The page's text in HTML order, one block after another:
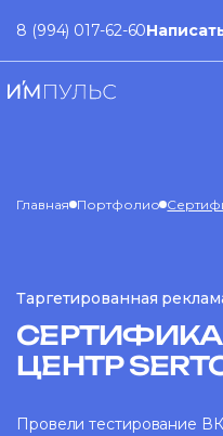
8 (994) 017-62-60
Главная Портфолио
Таргетированная
ЦЕНТР
Провели тестирование